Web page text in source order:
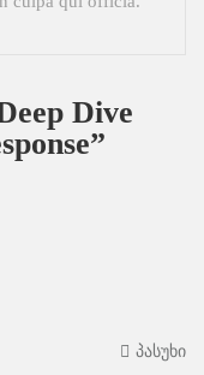
Dive
პასუხი